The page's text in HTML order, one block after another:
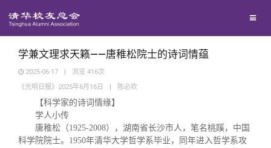
西南联大校友会
义工计划
新媒体平台
青春风采
校友文苑
校友讲坛
学兼文理求天籁——唐稚松院士的诗词情蕴
2025-06-17 | 浏览 416次
《光明日报》2025年6月16日
| 陈必欢
【科学家的诗词情缘】
学人小传
唐稚松（1925-2008），湖南省长沙市人，笔名桃蹊，中国
科学院院士。1950年清华大学哲学系毕业，同年进入哲学系攻